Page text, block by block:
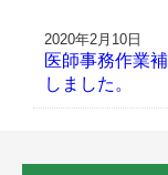
2020年2月10日
医師事務作業
しました。